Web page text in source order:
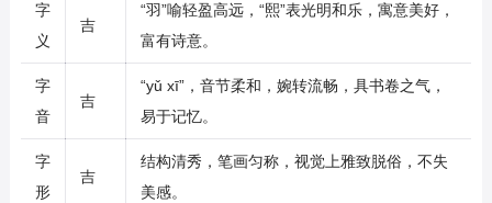
字
义
吉
“羽”喻轻盈高远，“熙”表光明和乐，寓意美好，
富有诗意。
字
音
吉
“yǔ xī”，音节柔和，婉转流畅，具书卷之气，
易于记忆。
字
形
吉
结构清秀，笔画匀称，视觉上雅致脱俗，不失
美感。